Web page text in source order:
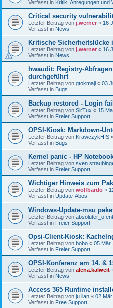
Verfasst in Kritik, Anregungen und
Critical security
Letzter Beitrag von j.werner « 16
Verfasst in News
Kritische Sicherheitslücke
Letzter Beitrag von j.werner « 16
Verfasst in News
hwaudit: Registry-
durchgeführt
Letzter Beitrag von gtokmaji « 03
Verfasst in Bugs
Backup restored - Login
Letzter Beitrag von SirTux « 15
Verfasst in Freier Support
OPSI-Kiosk: Markdown-
Letzter Beitrag von KrawczykHIS
Verfasst in Bugs
Kernel panic - HP
Letzter Beitrag von
Verfasst in Freier Support
Wichtiger Hinweis zum
Letzter Beitrag von wolfbardo «
Verfasst in Update-Abos
Windows-Update-msu
Letzter Beitrag von
Verfasst in Freier Support
Opsi-Client-Kiosk:
Letzter Beitrag von bobo « 05 Mär
Verfasst in Freier Support
OPSI-Konferenz am 14. &
Letzter Beitrag von alena.kalweit
Verfasst in News
Access 365 Runtime
Letzter Beitrag von ju.lian « 02
Verfasst in Free Support